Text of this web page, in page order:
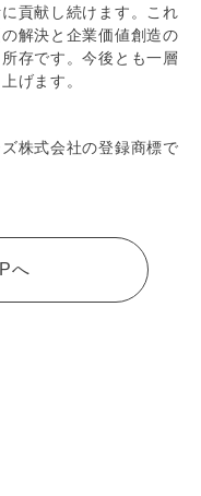
貢献し続けます。これ
解決と企業価値創造の
存です。今後とも一層
げます。
株式会社の登録商標で
へ